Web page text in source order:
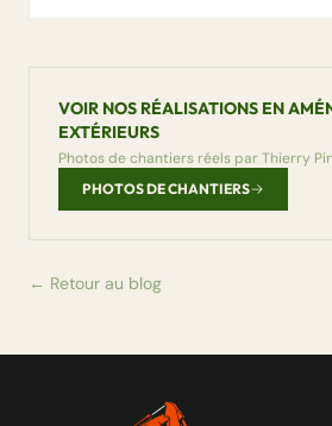
VOIR NOS RÉALISATIONS EN
EXTÉRIEURS
Photos de chantiers réels par Thierry
PHOTOS DE CHANTIERS
← Retour au blog